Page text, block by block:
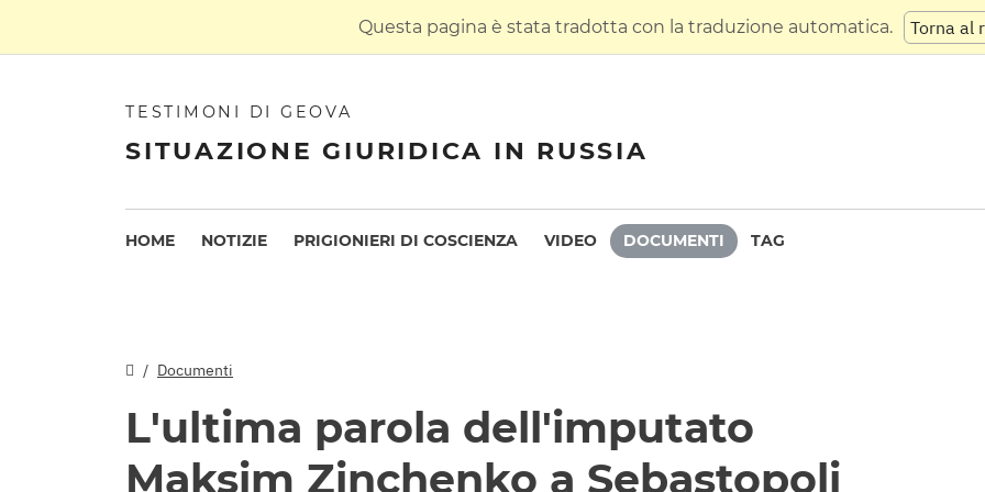
Questa pagina è stata tradotta con la traduzione automatica. Torna al
TESTIMONI DI GEOVA
SITUAZIONE GIURIDICA IN RUSSIA
HOME NOTIZIE PRIGIONIERI DI COSCIENZA VIDEO DOCUMENTI TAG
Documenti
L'ultima parola dell'imputato
Maksim Zinchenko a Sebastopoli